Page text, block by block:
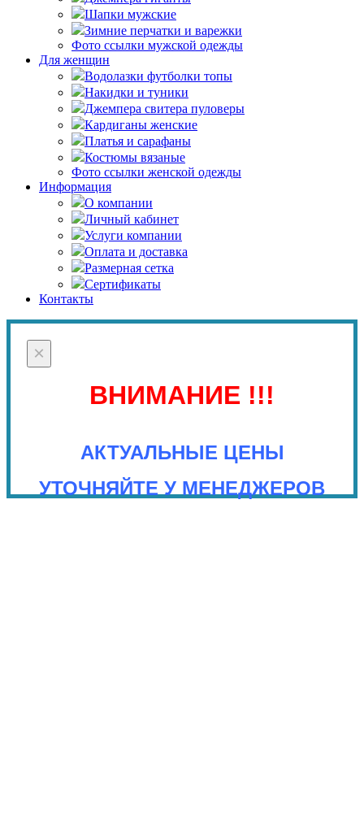
Шапки мужские
Зимние перчатки и варежки
Фото ссылки мужской одежды
Для женщин
Водолазки футболки топы
Накидки и туники
Джемпера свитера пуловеры
Кардиганы женские
Платья и сарафаны
Костюмы вязаные
Фото ссылки женской одежды
Информация
О компании
Личный кабинет
Услуги компании
Оплата и доставка
Размерная сетка
Сертификаты
Контакты
×
ВНИМАНИЕ !!!
АКТУАЛЬНЫЕ ЦЕНЫ
УТОЧНЯЙТЕ У МЕНЕДЖЕРОВ